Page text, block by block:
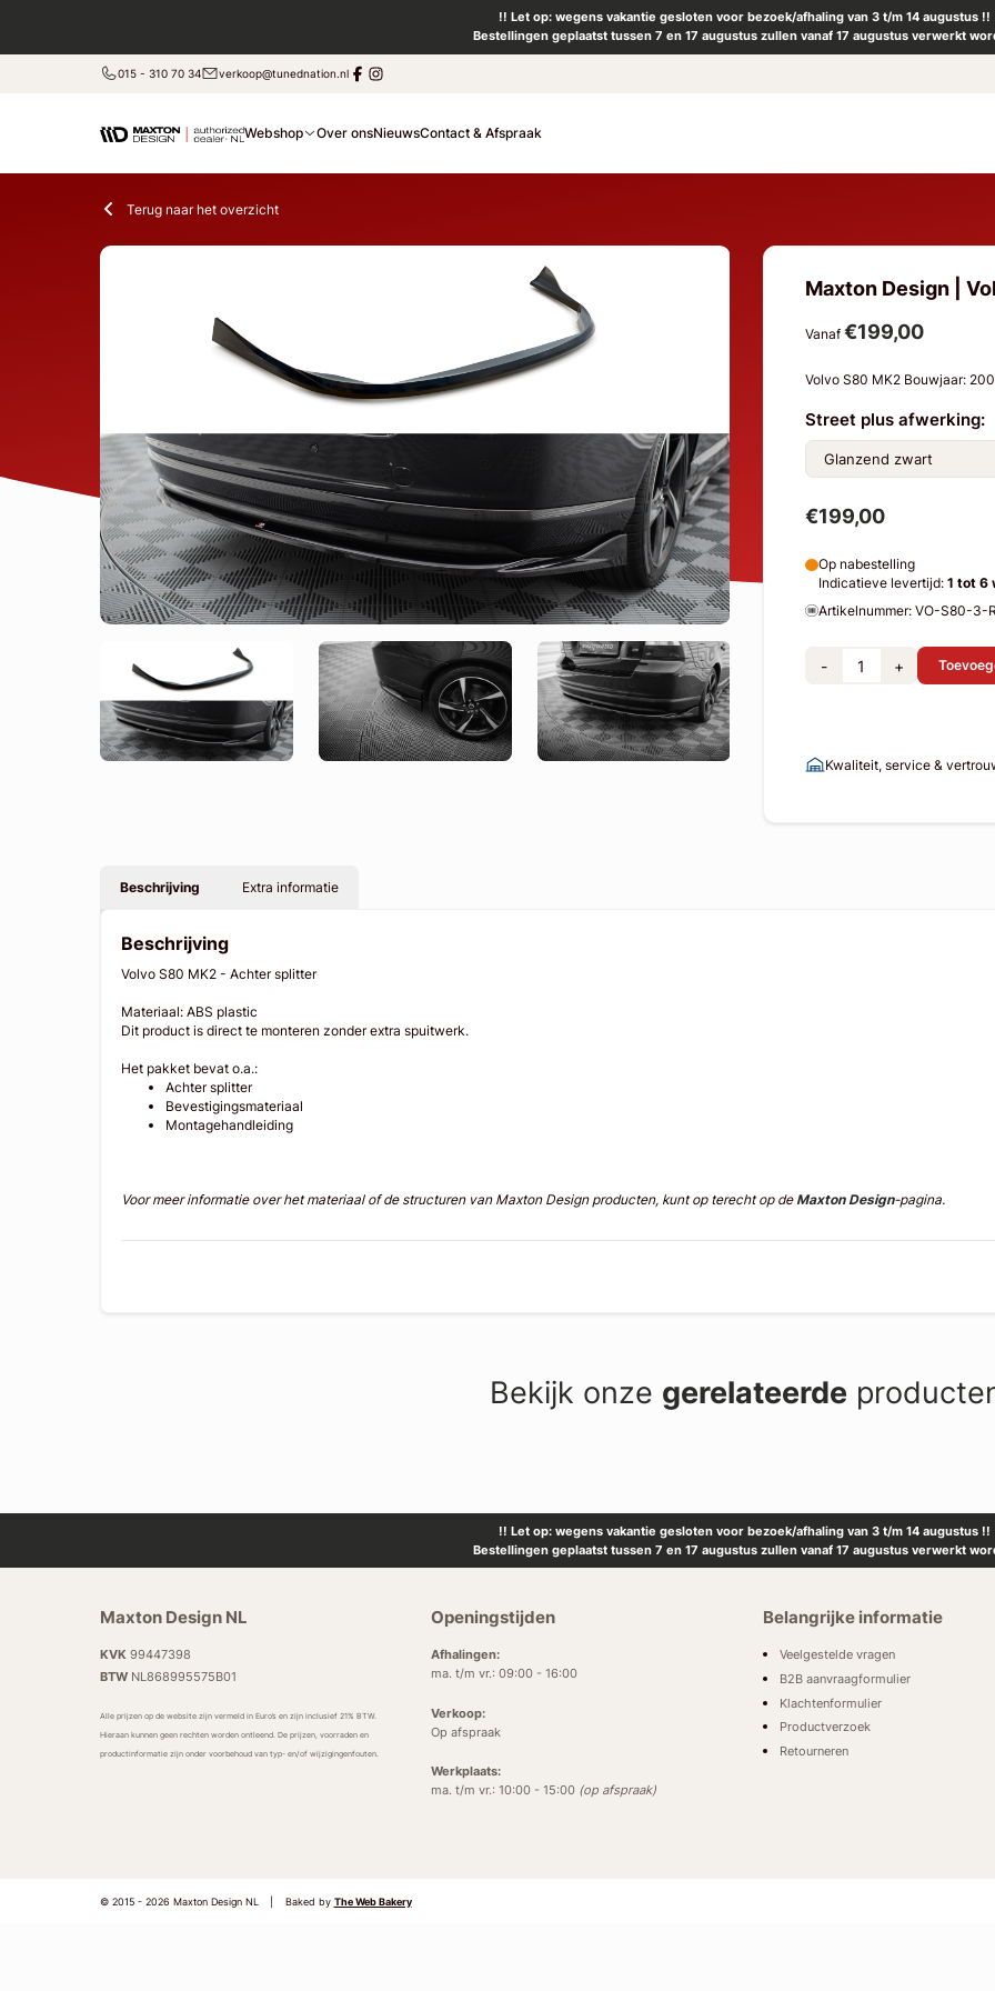
!! Let op: wegens vakantie gesloten voor bezoek/afhaling van 3 t/m 14 augustus !!
Bestellingen geplaatst tussen 7 en 17 augustus zullen vanaf 17 augustus verwerkt
015 - 310 70 34 verkoop@tunednation.nl
Webshop Over onsNieuwsContact & Afspraak
Terug naar het overzicht
Maxton Design |
Vanaf €199,00
Volvo S80 MK2 Bouwjaar:
Street plus afwerking:
€199,00
Op nabestelling
Indicatieve levertijd: 1 tot 6
Artikelnummer: VO-S80-3-
- +
Kwaliteit, service &
Beschrijving Extra informatie
Beschrijving
Volvo S80 MK2 - Achter splitter
Materiaal: ABS plastic
Dit product is direct te monteren zonder extra spuitwerk.
Het pakket bevat o.a.:
Achter splitter
Bevestigingsmateriaal
Montagehandleiding
Voor meer informatie over het materiaal of de structuren van Maxton Design producten, kunt op terecht op de Maxton Design-pagina.
Bekijk onze gerelateerde
!! Let op: wegens vakantie gesloten voor bezoek/afhaling van 3 t/m 14 augustus !!
Bestellingen geplaatst tussen 7 en 17 augustus zullen vanaf 17 augustus verwerkt
Maxton Design NL
KVK 99447398
BTWNL868995575B01
Alle prijzen op de website zijn vermeld in Euro’s en zijn inclusief 21% BTW.
Hieraan kunnen geen rechten worden ontleend. De prijzen, voorraden en
productinformatie zijn onder voorbehoud van typ- en/of wijzigingenfouten.
Openingstijden
Afhalingen:
ma. t/m vr.: 09:00 - 16:00
Verkoop:
Op afspraak
Werkplaats:
ma. t/m vr.: 10:00 - 15:00 (op afspraak)
Belangrijke informatie
Veelgestelde vragen
B2B aanvraagformulier
Klachtenformulier
Productverzoek
Retourneren
© 2015 - 2026 Maxton Design NL Baked by The Web Bakery